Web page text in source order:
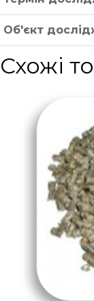
Об'єкт
Схожі